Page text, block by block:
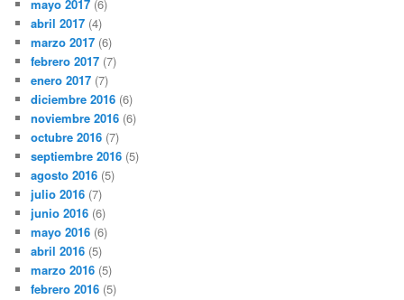
mayo 2017 (6)
abril 2017 (4)
marzo 2017 (6)
febrero 2017 (7)
enero 2017 (7)
diciembre 2016 (6)
noviembre 2016 (6)
octubre 2016 (7)
septiembre 2016 (5)
agosto 2016 (5)
julio 2016 (7)
junio 2016 (6)
mayo 2016 (6)
abril 2016 (5)
marzo 2016 (5)
febrero 2016 (5)